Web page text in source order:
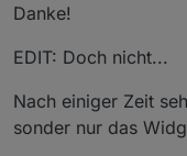
Danke!
EDIT: Doch nicht...
Nach einiger Zeit
sonder nur das